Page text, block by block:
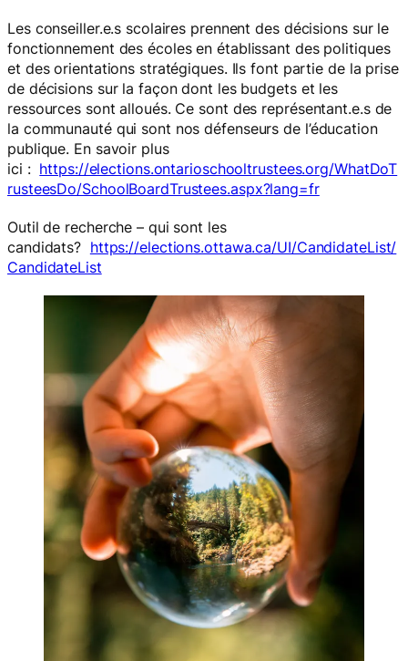
Les conseiller.e.s scolaires prennent des décisions sur le
fonctionnement des écoles en établissant des politiques
et des orientations stratégiques. Ils font partie de la prise
de décisions sur la façon dont les budgets et les
ressources sont alloués. Ce sont des représentant.e.s de
la communauté qui sont nos défenseurs de l’éducation
publique. En savoir plus
ici : https://elections.ontarioschooltrustees.org/WhatDoT
rusteesDo/SchoolBoardTrustees.aspx?lang=fr
Outil de recherche – qui sont les
candidats? https://elections.ottawa.ca/UI/CandidateList/
CandidateList